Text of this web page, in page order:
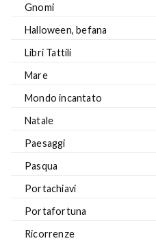
Gnomi
Halloween, befana
Libri Tattili
Mare
Mondo incantato
Natale
Paesaggi
Pasqua
Portachiavi
Portafortuna
Ricorrenze